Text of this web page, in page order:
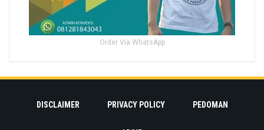
Order Via WhatsApp
DISCLAIMER PRIVACY POLICY PEDOMAN